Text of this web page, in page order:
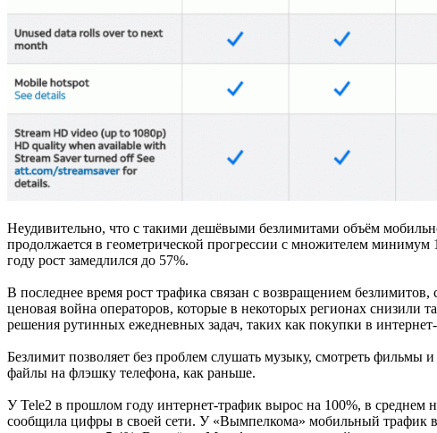
Неудивительно, что с такими дешёвыми безлимитами объём
продолжается в геометрической прогрессии с множителем минимум
году рост замедлился до 57%.
В последнее время рост трафика связан с возвращением
ценовая война операторов, которые в некоторых регионах
решения рутинных ежедневных задач, таких как покупки в
Безлимит позволяет без проблем слушать музыку, смотреть фильмы
файлы на флэшку телефона, как раньше.
У Tele2 в прошлом году интернет-трафик вырос на 100%, в среднем
сообщила цифры в своей сети. У «Вымпелкома» мобильный трафик